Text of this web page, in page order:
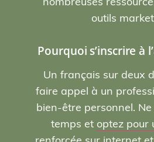
outils
Pourquoi s’inscrire à
Un français sur deux
faire appel à un
bien-être personnel.
temps et optez pour